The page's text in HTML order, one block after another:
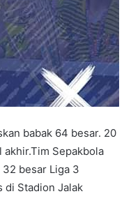
babak 64 besar. 20
Sepakbola
besar Liga 3
di Stadion Jalak